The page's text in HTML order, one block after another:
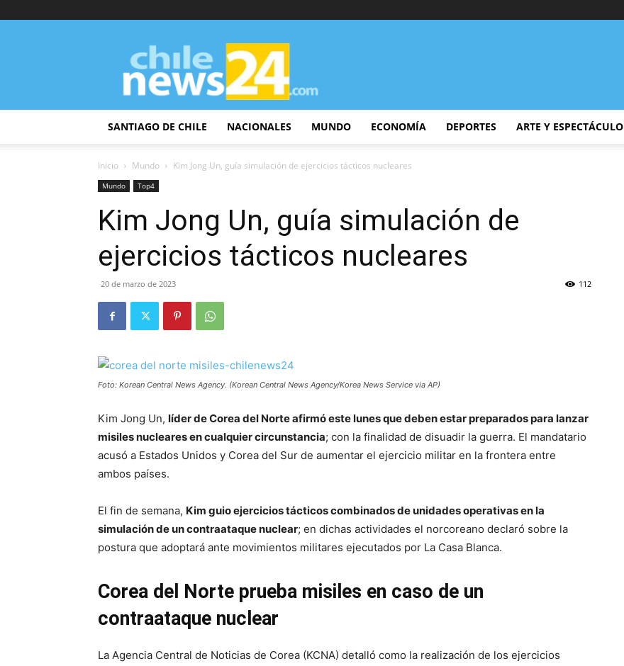
ChileNews24
SANTIAGO DE CHILE NACIONALES MUNDO ECONOMÍA DEPORTES ARTE Y ESPECTÁCULO
Inicio Mundo Kim Jong Un, guía simulación de ejercicios tácticos nucleares
Mundo Top4
Kim Jong Un, guía simulación de
ejercicios tácticos nucleares
20 de marzo de 2023 112
Foto: Korean Central News Agency. (Korean Central News Agency/Korea News Service via AP)
Kim Jong Un, líder de Corea del Norte afirmó este lunes que deben estar preparados para lanzar
misiles nucleares en cualquier circunstancia; con la finalidad de disuadir la guerra. El mandatario
acusó a Estados Unidos y Corea del Sur de aumentar el ejercicio militar en la frontera entre
ambos países.
El fin de semana, Kim guio ejercicios tácticos combinados de unidades operativas en la
simulación de un contraataque nuclear; en dichas actividades el norcoreano declaró sobre la
postura que adoptará ante movimientos militares ejecutados por La Casa Blanca.
Corea del Norte prueba misiles en caso de un
contraataque nuclear
La Agencia Central de Noticias de Corea (KCNA) detalló como la realización de los ejercicios